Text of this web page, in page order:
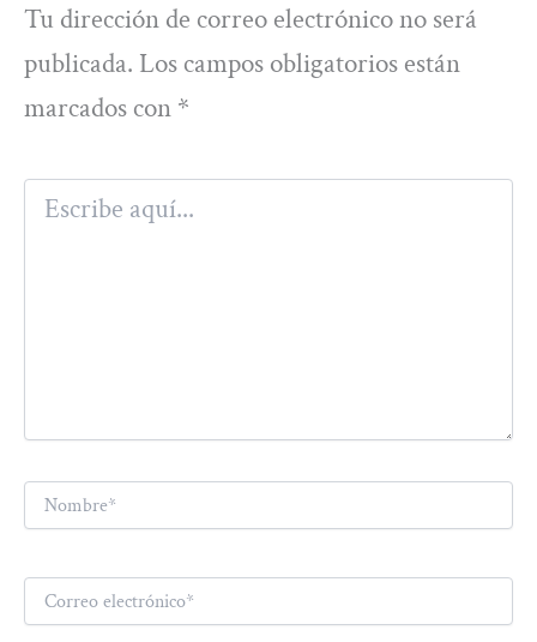
Tu dirección de correo electrónico no será
publicada. Los campos obligatorios están
marcados con *
Escribe
aquí...
Nombre*
Correo
electrónico*